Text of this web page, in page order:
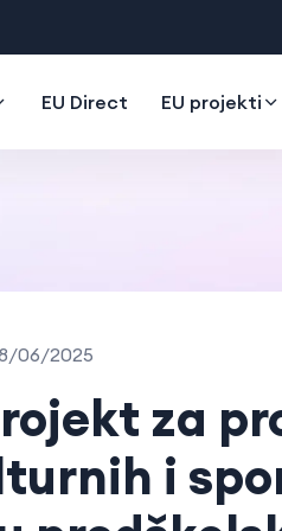
EU Direct EU projekti
06/2025
za
i